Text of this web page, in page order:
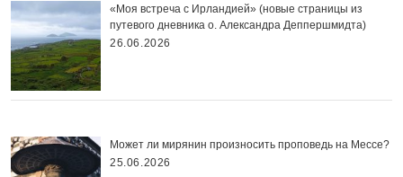
«Моя встреча с Ирландией» (новые страницы из
путевого дневника о. Александра Деппершмидта)
26.06.2026
Может ли мирянин произносить проповедь на Мессе?
25.06.2026